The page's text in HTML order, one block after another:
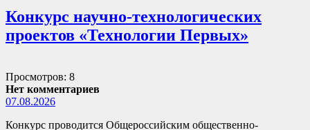
Конкурс научно-технологических
проектов «Технологии Первых»
Просмотров: 8
Нет комментариев
07.08.2026
Конкурс проводится Общероссийским общественно-